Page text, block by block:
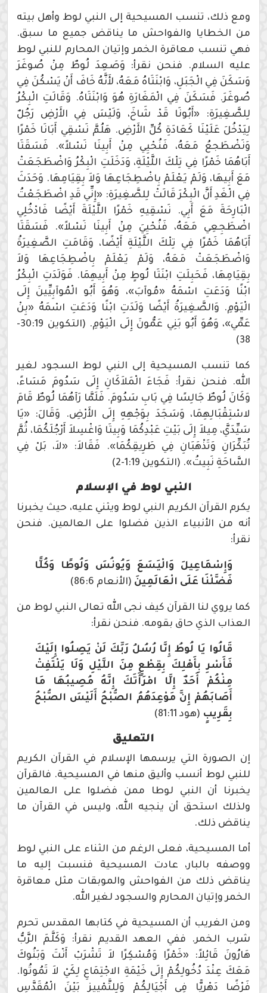
ومع ذلك، تنسب المسيحية إلى النبي لوط وأهل بيته
من الخطايا والفواحش ما يناقض جميع ما سبق.
فهي تنسب معاقرة الخمر وإتيان المحارم للنبي لوط
عليه السلام. فنحن نقرأ: وَصَعِدَ لُوطٌ مِنْ صُوغَرَ
وَسَكَنَ فِي الْجَبَلِ، وَابْنَتَاهُ مَعَهُ، لأَنَّهُ خَافَ أَنْ يَسْكُنَ فِي
صُوغَرَ. فَسَكَنَ فِي الْمَغَارَةِ هُوَ وَابْنَتَاهُ. وَقَالَتِ الْبِكْرُ
لِلصَّغِيرَةِ: «أَبُونَا قَدْ شَاخَ، وَلَيْسَ فِي الأَرْضِ رَجُلٌ
لِيَدْخُلَ عَلَيْنَا كَعَادَةِ كُلِّ الأَرْضِ. هَلُمَّ نَسْقِي أَبَانَا خَمْرًا
وَنَضْطَجعُ مَعَهُ، فَنُحْيِي مِنْ أَبِينَا نَسْلاً». فَسَقَتَا
أَبَاهُمَا خَمْرًا فِي تِلْكَ اللَّيْلَةِ، وَدَخَلَتِ الْبِكْرُ وَاضْطَجَعَتْ
مَعَ أَبِيهَا، وَلَمْ يَعْلَمْ بِاضْطِجَاعِهَا وَلاَ بِقِيَامِهَا. وَحَدَثَ
فِي الْغَدِ أَنَّ الْبِكْرَ قَالَتْ لِلصَّغِيرَةِ: «إِنِّي قَدِ اضْطَجَعْتُ
الْبَارِحَةَ مَعَ أَبِي. نَسْقِيهِ خَمْرًا اللَّيْلَةَ أَيْضًا فَادْخُلِي
اضْطَجِعِي مَعَهُ، فَنُحْيِيَ مِنْ أَبِينَا نَسْلاً». فَسَقَتَا
أَبَاهُمَا خَمْرًا فِي تِلْكَ اللَّيْلَةِ أَيْضًا، وَقَامَتِ الصَّغِيرَةُ
وَاضْطَجَعَتْ مَعَهُ، وَلَمْ يَعْلَمْ بِاضْطِجَاعِهَا وَلاَ
بِقِيَامِهَا، فَحَبِلَتِ ابْنَتَا لُوطٍ مِنْ أَبِيهِمَا. فَوَلَدَتِ الْبِكْرُ
ابْنًا وَدَعَتِ اسْمَهُ «مُوآبَ»، وَهُوَ أَبُو الْمُوآبِيِّينَ إِلَى
الْيَوْمِ. وَالصَّغِيرَةُ أَيْضًا وَلَدَتِ ابْنًا وَدَعَتِ اسْمَهُ «بِنْ
عَمِّي»، وَهُوَ أَبُو بَنِي عَمُّونَ إِلَى الْيَوْمِ. (التكوين 30:19-
38)
كما تنسب المسيحية إلى النبي لوط السجود لغير
الله. فنحن نقرأ: فَجَاءَ الْمَلاَكَانِ إِلَى سَدُومَ مَسَاءً،
وَكَانَ لُوطٌ جَالِسًا فِي بَابِ سَدُومَ. فَلَمَّا رَآهُمَا لُوطٌ قَامَ
لاسْتِقْبَالِهِمَا، وَسَجَدَ بِوَجْهِهِ إِلَى الأَرْضِ. وَقَالَ: «يَا
سَيِّدَيَّ، مِيلاَ إِلَى بَيْتِ عَبْدِكُمَا وَبِيتَا وَاغْسِلاَ أَرْجُلَكُمَا، ثُمَّ
تُبَكِّرَانِ وَتَذْهَبَانِ فِي طَرِيقِكُمَا». فَقَالاَ: «لاَ، بَلْ فِي
السَّاحَةِ نَبِيتُ». (التكوين 1:19-2)
النبي لوط في الإسلام
يكرم القرآن الكريم النبي لوط ويثني عليه، حيث يخبرنا
أنه من الأنبياء الذين فضلوا على العالمين. فنحن
نقرأ:
وَإِسْمَاعِيلَ وَالْيَسَعَ وَيُونُسَ وَلُوطًا وَكُلًّا
فَضَّلْنَا عَلَى الْعَالَمِينَ (الأنعام 86:6)
كما يروي لنا القرآن كيف نجى الله تعالى النبي لوط من
العذاب الذي حاق بقومه. فنحن نقرأ:
قَالُوا يَا لُوطُ إِنَّا رُسُلُ رَبِّكَ لَنْ يَصِلُوا إِلَيْكَ
فَأَسْرِ بِأَهْلِكَ بِقِطْعٍ مِنَ اللَّيْلِ وَلَا يَلْتَفِتْ
مِنْكُمْ أَحَدٌ إِلَّا امْرَأَتَكَ إِنَّهُ مُصِيبُهَا مَا
أَصَابَهُمْ إِنَّ مَوْعِدَهُمُ الصُّبْحُ أَلَيْسَ الصُّبْحُ
بِقَرِيبٍ (هود 81:11)
التعليق
إن الصورة التي يرسمها الإسلام في القرآن الكريم
للنبي لوط أنسب وأليق منها في المسيحية. فالقرآن
يخبرنا أن النبي لوطا ممن فضلوا على العالمين
ولذلك استحق أن ينجيه الله، وليس في القرآن ما
يناقض ذلك.
أما المسيحية، فعلى الرغم من الثناء على النبي لوط
ووصفه بالبار، عادت المسيحية فنسبت إليه ما
يناقض ذلك من الفواحش والموبقات مثل معاقرة
الخمر وإتيان المحارم والسجود لغير الله.
ومن الغريب أن المسيحية في كتابها المقدس تحرم
شرب الخمر. ففي العهد القديم نقرأ: وَكَلَّمَ الرَّبُّ
هَارُونَ قَائِلاً: «خَمْرًا وَمُسْكِرًا لاَ تَشْرَبْ أَنْتَ وَبَنُوكَ
مَعَكَ عِنْدَ دُخُولِكُمْ إِلَى خَيْمَةِ الاجْتِمَاعِ لِكَيْ لاَ تَمُوتُوا.
فَرْضًا دَهْرِيًّا فِي أَجْيَالِكُمْ وَلِلتَّمْيِيزِ بَيْنَ الْمُقَدَّسِ